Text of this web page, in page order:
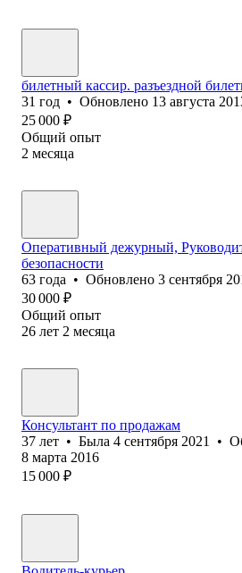
билетный кассир. разъездной
31 год • Обновлено 13 августа
25 000 ₽
Общий опыт
2 месяца
Оперативный дежурный,
безопасности
63 года • Обновлено 3 сентября
30 000 ₽
Общий опыт
26 лет 2 месяца
Консультант по продажам
37 лет • Была 4 сентября 2021 •
8 марта 2016
15 000 ₽